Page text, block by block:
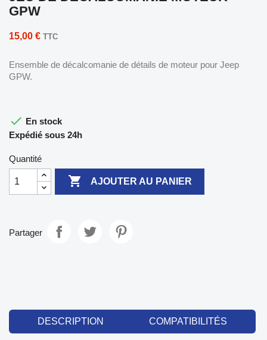
GPW
15,00 € TTC
Ensemble de décalcomanie de détails de moteur pour Jeep
GPW.
 En stock
Expédié sous 24h
Quantité
 AJOUTER AU PANIER
Partager
DESCRIPTION COMPATIBILITÉS